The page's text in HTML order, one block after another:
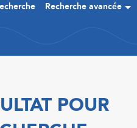
Recherche avancée
POUR